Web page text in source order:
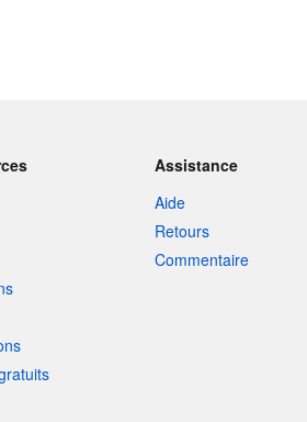
Assistance
Aide
Retours
Commentaire